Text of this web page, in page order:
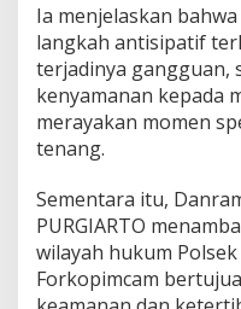
Ia menjelaskan
langkah antisipatif
terjadinya gangguan,
kenyamanan kepada
merayakan momen
tenang.
Sementara itu,
PURGIARTO
wilayah hukum
Forkopimcam